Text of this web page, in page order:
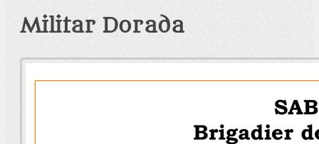
Militar Dorada